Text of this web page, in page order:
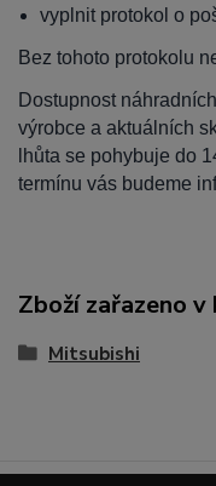
vyplnit protokol o
Bez tohoto protokolu
Dostupnost
výrobce a aktuálních
lhůta se pohybuje do
termínu vás budeme
Zboží zařazeno
Mitsubishi